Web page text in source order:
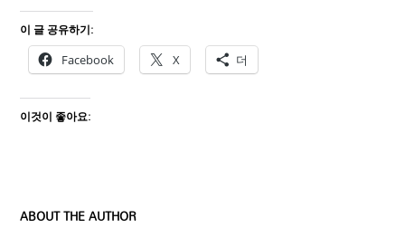
이 글 공유하기:
Facebook X 더
이것이 좋아요:
ABOUT THE AUTHOR